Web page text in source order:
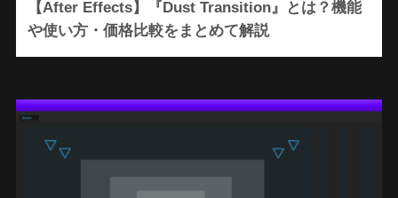
【After Effects】『Dust Transition』とは？機能
や使い方・価格比較をまとめて解説